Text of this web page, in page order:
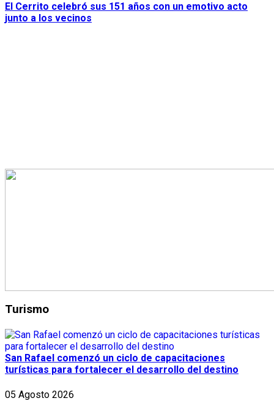
El Cerrito celebró sus 151 años con un emotivo acto
junto a los vecinos
Turismo
San Rafael comenzó un ciclo de capacitaciones
turísticas para fortalecer el desarrollo del destino
05 Agosto 2026